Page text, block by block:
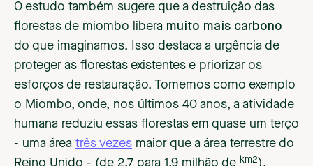
O estudo também sugere que a destruição das
florestas de miombo libera muito mais carbono
do que imaginamos. Isso destaca a urgência de
proteger as florestas existentes e priorizar os
esforços de restauração. Tomemos como exemplo
o Miombo, onde, nos últimos 40 anos, a atividade
humana reduziu essas florestas em quase um terço
- uma área três vezes maior que a área terrestre do
km2